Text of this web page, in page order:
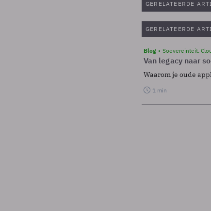
GERELATEERDE
GERELATEERDE
Blog Soevereinteit,
Van legacy naar
Waarom je oude
1 min